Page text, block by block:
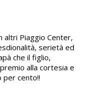
altri Piaggio Center,
serietà ed
che il figlio,
alla cortesia e
per cento!!